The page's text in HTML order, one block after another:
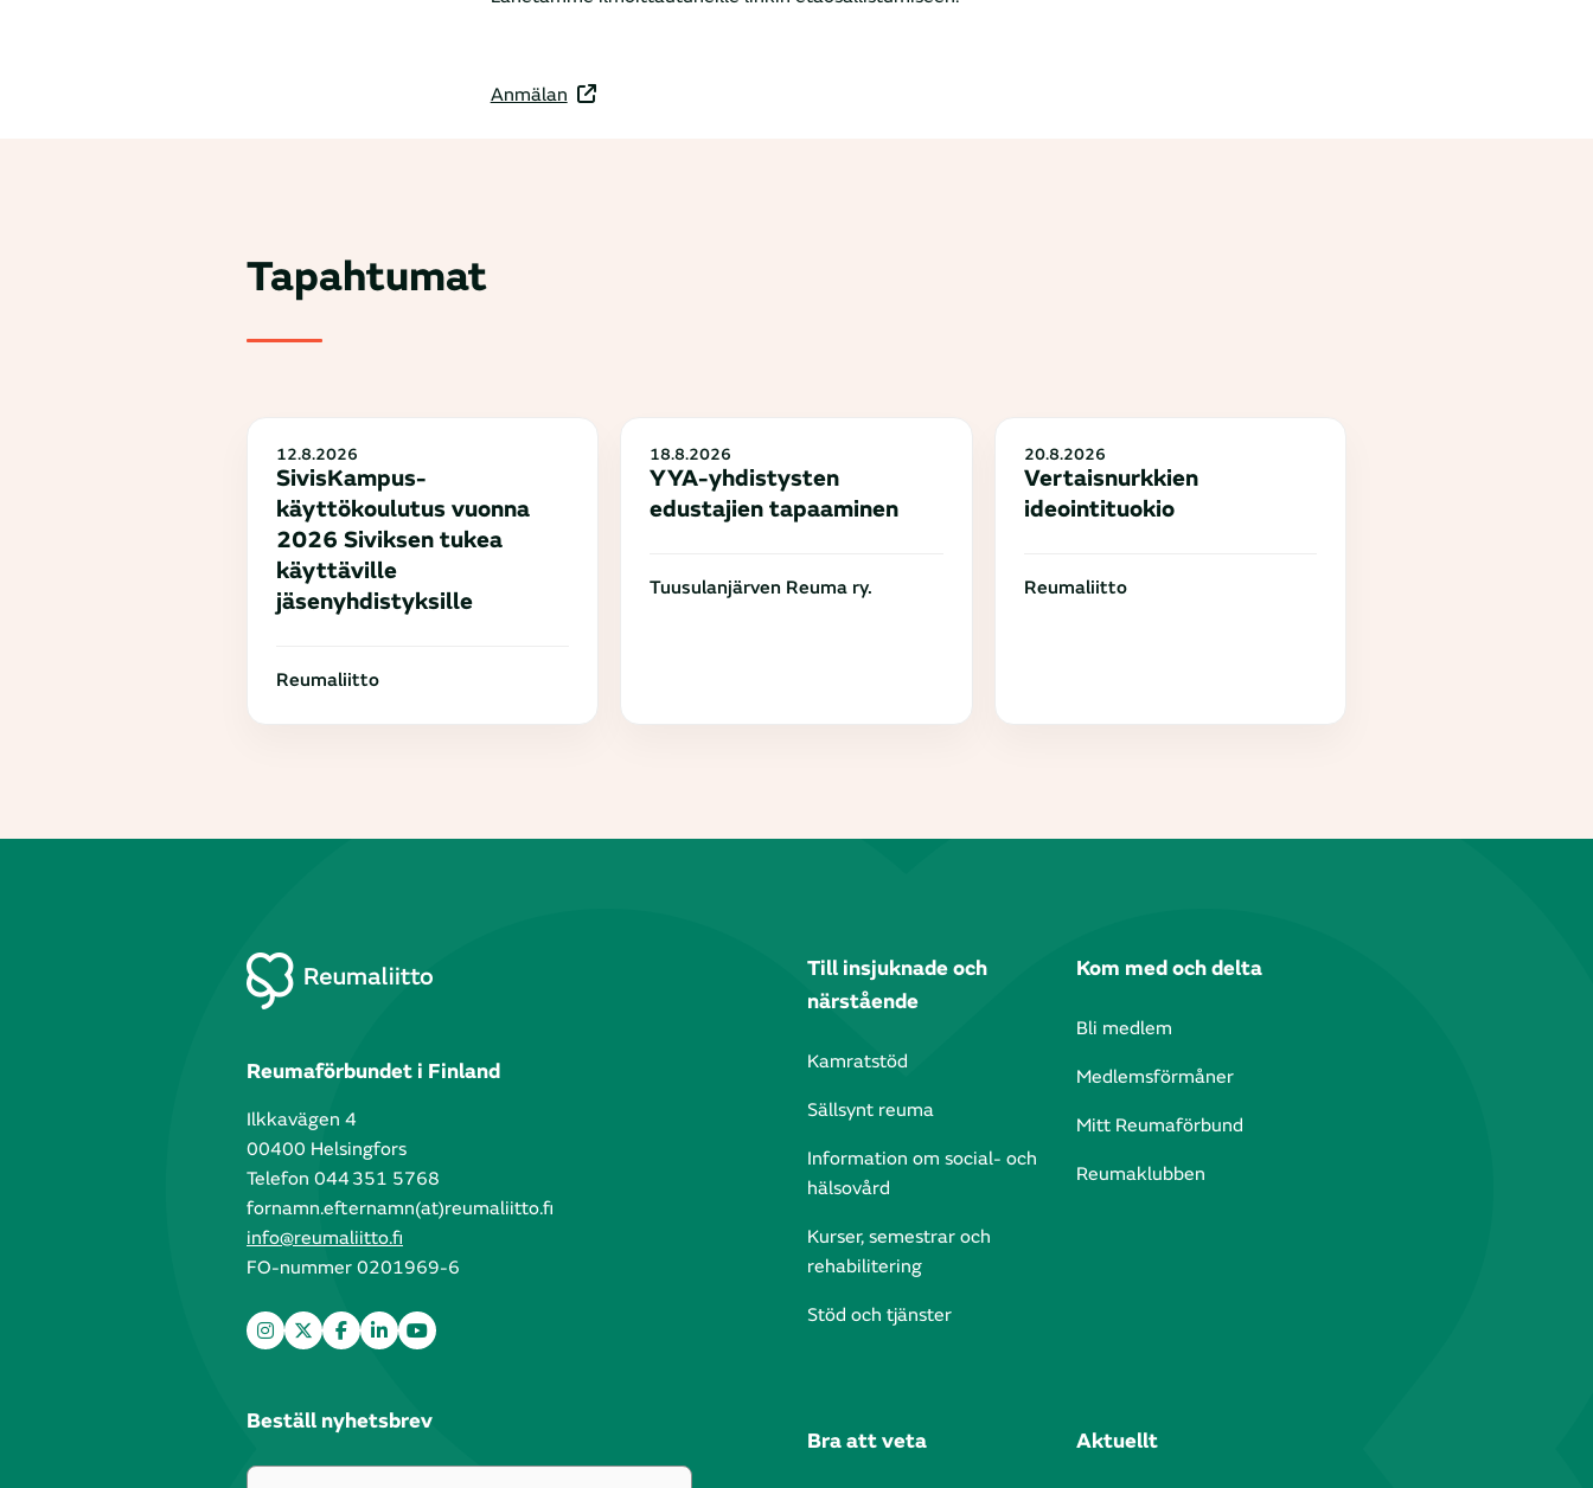
Anmälan
Tapahtumat
12.8.2026
SivisKampus-
käyttökoulutus vuonna
2026 Siviksen tukea
käyttäville
jäsenyhdistyksille
Reumaliitto
18.8.2026
YYA-yhdistysten
edustajien tapaaminen
Tuusulanjärven Reuma ry.
20.8.2026
Vertaisnurkkien
ideointituokio
Reumaliitto
Reumaförbundet i Finland
Ilkkavägen 4
00400 Helsingfors
Telefon 044 351 5768
fornamn.efternamn(at)reumaliitto.fi
info@reumaliitto.fi
FO-nummer 0201969-6
Beställ nyhetsbrev
Till insjuknade och
närstående
Kamratstöd
Sällsynt reuma
Information om social- och
hälsovård
Kurser, semestrar och
rehabilitering
Stöd och tjänster
Kom med och delta
Bli medlem
Medlemsförmåner
Mitt Reumaförbund
Reumaklubben
Bra att veta Aktuellt